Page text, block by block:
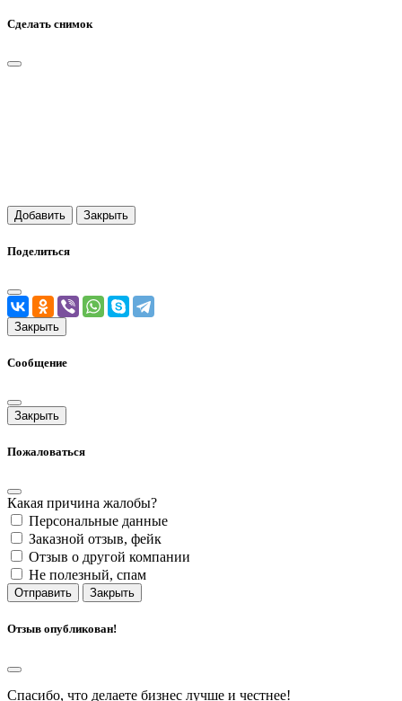
Сделать снимок
Добавить Закрыть
Поделиться
Закрыть
Сообщение
Закрыть
Пожаловаться
Какая причина жалобы?
Персональные данные
Заказной отзыв, фейк
Отзыв о другой компании
Не полезный, спам
Отправить Закрыть
Отзыв опубликован!
Спасибо, что делаете бизнес лучше и честнее!